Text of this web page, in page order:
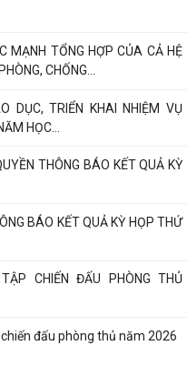
DÀNH CHO CHÍNH QUYỀN
MẠNH TỔNG HỢP CỦA CẢ HỆ
CHỐNG...
DỤC, TRIỂN KHAI NHIỆM VỤ
HỌC...
THÔNG BÁO KẾT QUẢ KỲ
BÁO KẾT QUẢ KỲ HỌP THỨ
CHIẾN ĐẤU PHÒNG THỦ
đấu phòng thủ năm 2026